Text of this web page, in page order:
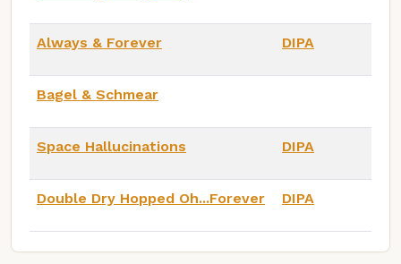
Always & Forever DIPA
Bagel & Schmear
Space Hallucinations DIPA
Double Dry Hopped Oh...Forever DIPA